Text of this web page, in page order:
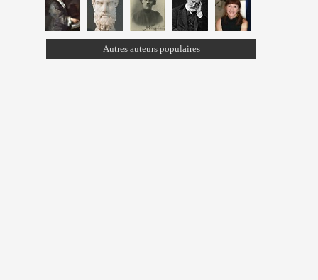
Autres auteurs populaires